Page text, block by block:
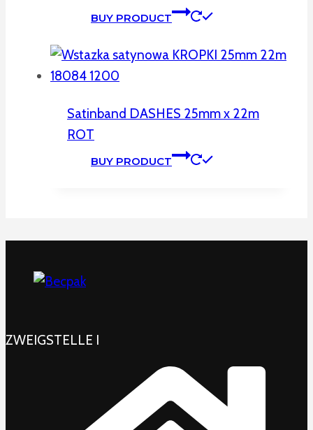
BUY PRODUCT
Satinband DASHES 25mm x 22m
ROT
BUY PRODUCT
ZWEIGSTELLE I